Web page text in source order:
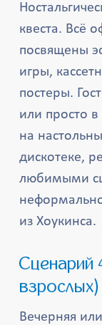
квеста. Всё
посвящены
игры,
постеры.
или просто
на
дискотеке,
любимыми
из Хоукинса.
Сценарий 4: «Ночь на Изнанке» (для
взрослых)
Вечерняя